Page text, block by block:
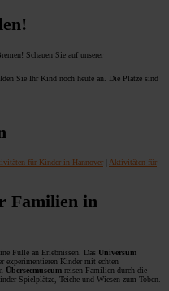
Schauen Sie auf unserer
Sie Ihr Kind noch heute an. Die Plätze sind
für Kinder in Hannover
Aktivitäten für
Familien in
Fülle an Erlebnissen. Das Universum
experimentieren Kinder mit echten
Überseemuseum reisen Familien durch die
Spielplätze, Teiche und Wiesen zum Toben.